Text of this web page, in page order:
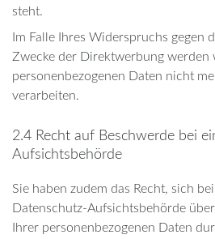
steht.
Im Falle Ihres Widerspruchs gegen
Zwecke der Direktwerbung werden
personenbezogenen Daten nicht
verarbeiten.
2.4 Recht auf Beschwerde bei
Aufsichtsbehörde
Sie haben zudem das Recht, sich
Datenschutz-Aufsichtsbehörde
Ihrer personenbezogenen Daten